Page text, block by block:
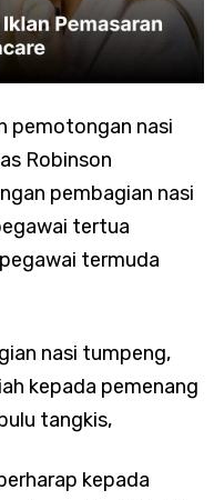
pemotongan nasi
Robinson
pembagian nasi
tertua
termuda
nasi tumpeng,
kepada pemenang
tangkis,
kepada